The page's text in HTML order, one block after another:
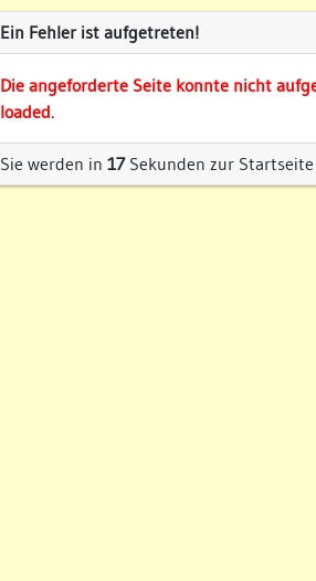
Ein Fehler ist aufgetreten!
Die angeforderte Seite konnte nicht
loaded.
Sie werden in 17Sekunden zur